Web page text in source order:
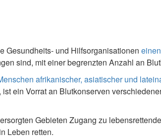
Gesundheits- und Hilfsorganisationen
sind, mit einer begrenzten Anzahl an
afrikanischer, asiatischer und
ein Vorrat an Blutkonserven
Gebieten Zugang zu
Leben retten.